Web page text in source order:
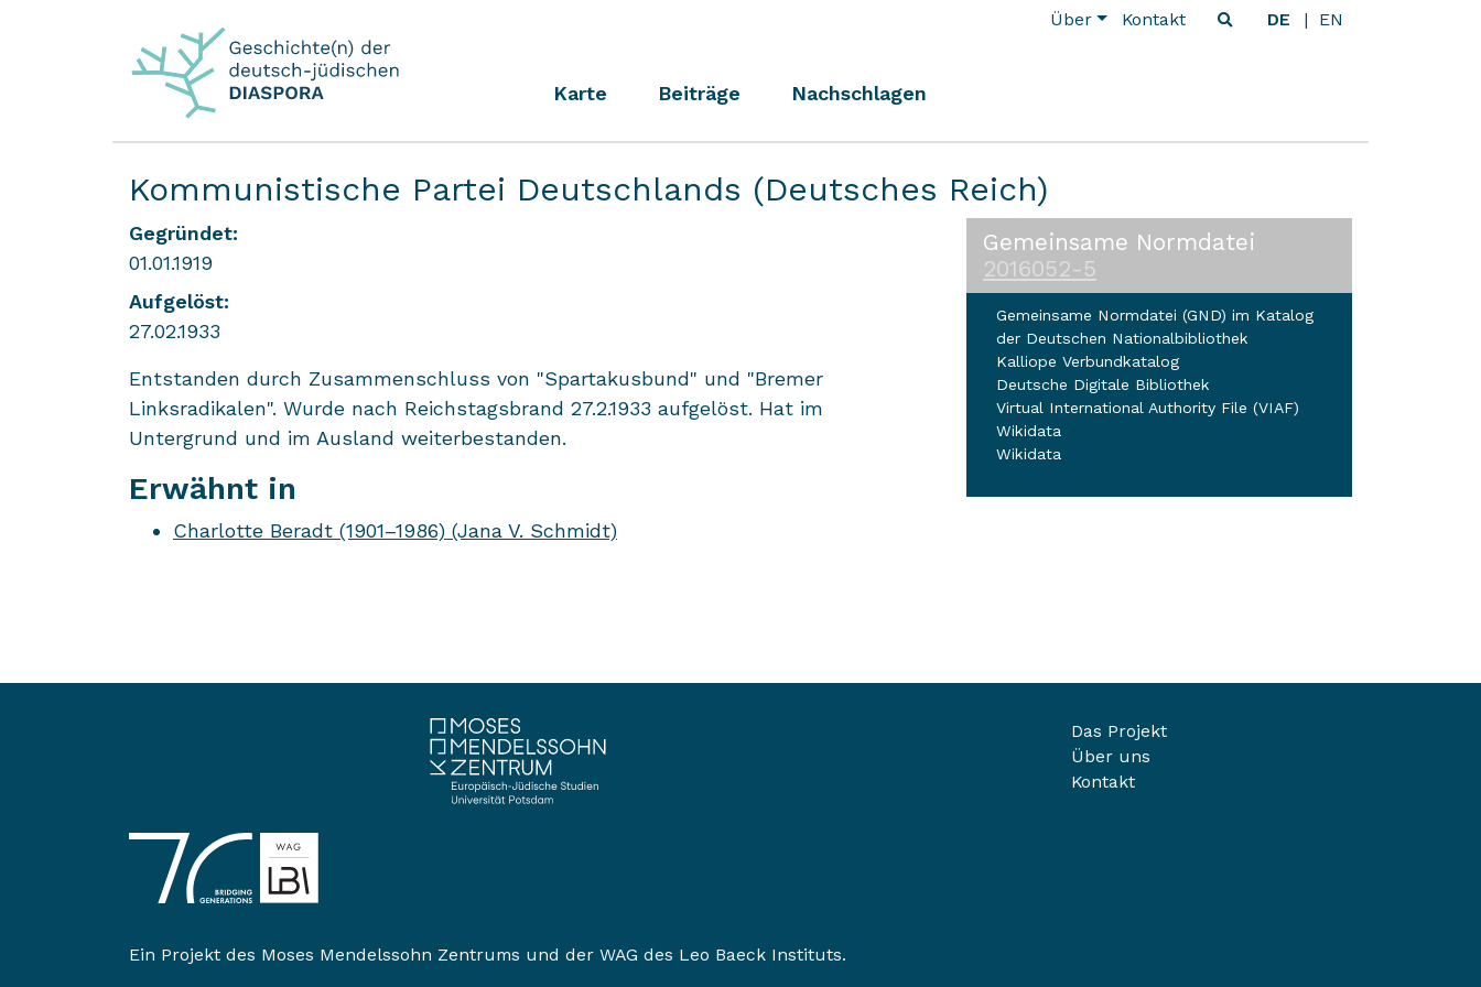
Über Kontakt DE EN
Karte Beiträge Nachschlagen
Kommunistische Partei Deutschlands (Deutsches Reich)
Gegründet:
01.01.1919
Aufgelöst:
27.02.1933
Entstanden durch Zusammenschluss von "Spartakusbund" und "Bremer
Linksradikalen". Wurde nach Reichstagsbrand 27.2.1933 aufgelöst. Hat im
Untergrund und im Ausland weiterbestanden.
Erwähnt in
Charlotte Beradt (1901–1986) (Jana V. Schmidt)
Gemeinsame Normdatei
2016052-5
Gemeinsame Normdatei (GND) im Katalog
der Deutschen Nationalbibliothek
Kalliope Verbundkatalog
Deutsche Digitale Bibliothek
Virtual International Authority File (VIAF)
Wikidata
Wikidata
Ein Projekt des Moses Mendelssohn Zentrums und der WAG des Leo Baeck Instituts.
Das Projekt
Über uns
Kontakt